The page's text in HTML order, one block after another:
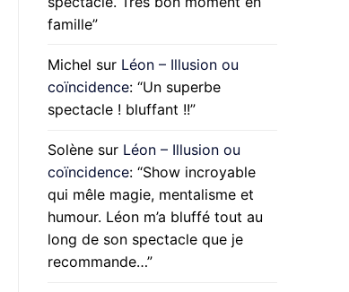
famille”
Michel sur Léon – Illusion ou
coïncidence: “Un superbe
spectacle ! bluffant !!”
Solène sur Léon – Illusion ou
coïncidence: “Show incroyable
qui mêle magie, mentalisme et
humour. Léon m’a bluffé tout au
long de son spectacle que je
recommande…”